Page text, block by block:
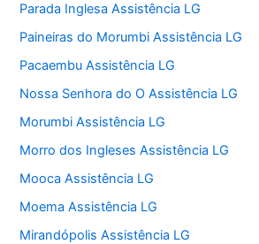
Parada Inglesa Assistência LG
Paineiras do Morumbi Assistência LG
Pacaembu Assistência LG
Nossa Senhora do O Assistência LG
Morumbi Assistência LG
Morro dos Ingleses Assistência LG
Mooca Assistência LG
Moema Assistência LG
Mirandópolis Assistência LG